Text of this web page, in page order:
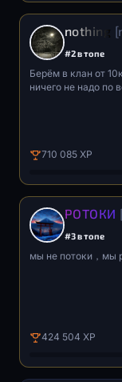
nothing
#2 в топе
Берём в клан от
ничего не надо по
710 085 XP
РОТОКИ
#3 в топе
мы не потоки，мы
424 504 XP